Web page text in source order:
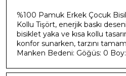
%100 Pamuk Erkek Çocuk
Kollu Tişört, enerjik baskı
bisiklet yaka ve kısa kollu
konfor sunarken, tarzını
Manken Bedeni: Göğüs: 0